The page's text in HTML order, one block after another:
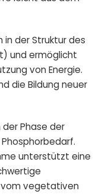
in der Struktur des
und ermöglicht
von Energie.
die Bildung neuer
der Phase der
unterstützt eine
vom vegetativen